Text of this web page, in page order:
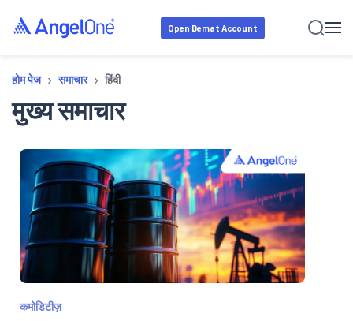
Open Demat Account
होम पेज › समाचार › हिंदी
मुख्य समाचार
कमोडिटीज़